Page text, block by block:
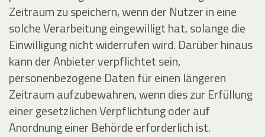
Zeitraum zu speichern, wenn der Nutzer in eine
solche Verarbeitung eingewilligt hat, solange die
Einwilligung nicht widerrufen wird. Darüber hinaus
kann der Anbieter verpflichtet sein,
personenbezogene Daten für einen längeren
Zeitraum aufzubewahren, wenn dies zur Erfüllung
einer gesetzlichen Verpflichtung oder auf
Anordnung einer Behörde erforderlich ist.